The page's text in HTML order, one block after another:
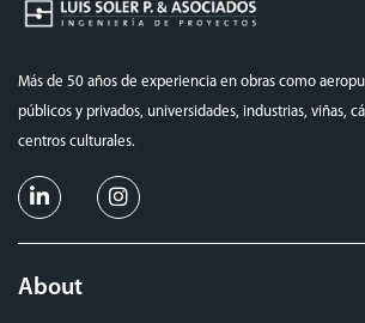
Más de 50 años de experiencia en obras como
públicos y privados, universidades, industrias, viñas,
centros culturales.
About